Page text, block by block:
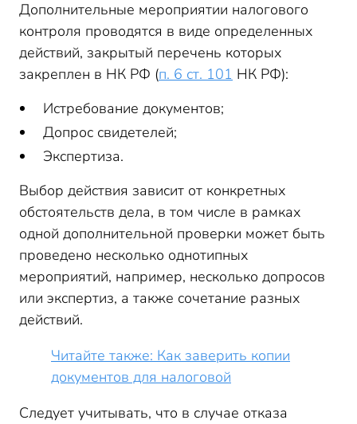
Дополнительные мероприятии налогового
контроля проводятся в виде определенных
действий, закрытый перечень которых
закреплен в НК РФ (п. 6 ст. 101 НК РФ):
Истребование документов;
Допрос свидетелей;
Экспертиза.
Выбор действия зависит от конкретных
обстоятельств дела, в том числе в рамках
одной дополнительной проверки может быть
проведено несколько однотипных
мероприятий, например, несколько допросов
или экспертиз, а также сочетание разных
действий.
Читайте также: Как заверить копии
документов для налоговой
Следует учитывать, что в случае отказа